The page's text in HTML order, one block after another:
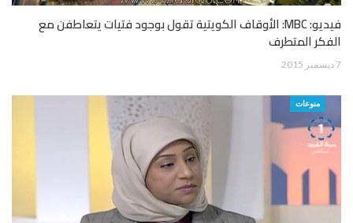
فيديو: MBC: الأوقاف الكويتية تقول بوجود فتيات يتعاطفن مع
الفكر المتطرف
7 ديسمبر 2015
منوعات